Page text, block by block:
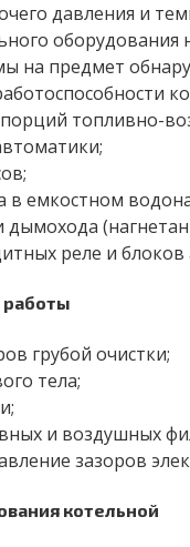
давления и
оборудования
на предмет
топливно-
в емкостном
дымохода
реле и блоков
грубой очистки;
тела;
и воздушных
зазоров
котельной